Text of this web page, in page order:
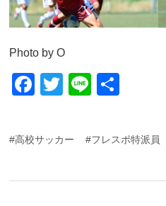
Photo by O
F
c
e
b
T
er
Li
e
共
#高校サッカー #フレスポ特派員